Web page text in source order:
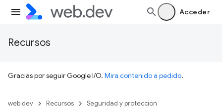
Acceder
Recursos
Gracias por seguir Google I/O. Mira contenido a pedido.
web.dev Recursos Seguridad y protección